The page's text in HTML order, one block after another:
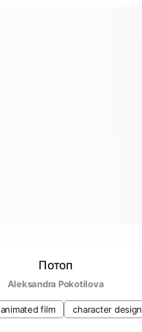
Потоп
Aleksandra Pokotilova
animated film character design